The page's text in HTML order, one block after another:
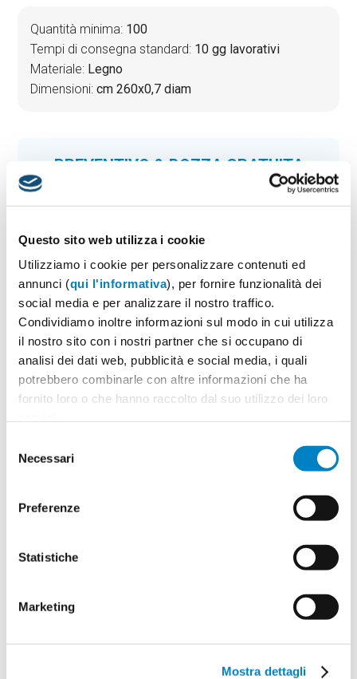
Questo sito web utilizza i cookie
Utilizziamo i cookie per personalizzare contenuti ed
annunci (qui l'informativa), per fornire funzionalità dei
social media e per analizzare il nostro traffico.
Condividiamo inoltre informazioni sul modo in cui utilizza
il nostro sito con i nostri partner che si occupano di
analisi dei dati web, pubblicità e social media, i quali
potrebbero combinarle con altre informazioni che ha
fornito loro o che hanno raccolto dal suo utilizzo dei loro
delNecessari
Preferenze
Statistiche
Marketing
Mostra dettagli
Quantità minima: 100
Tempi di consegna standard: 10 gg lavorativi
Materiale: Legno
Dimensioni:cm 260x0,7 diam
PREVENTIVO & BOZZA GRATUITA
Potrai indicare successivamente la suddivisione per
1 Seleziona il colore:
Quantità
Minimo: 100
Vuoi caricare il tuo logo o grafica adesso? Potrai
comunque farlo successivamente.
100